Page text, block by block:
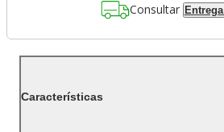
Consultar
Características